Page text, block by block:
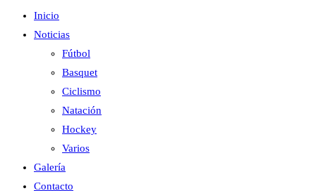
Inicio
Noticias
Fútbol
Basquet
Ciclismo
Natación
Hockey
Varios
Galería
Contacto